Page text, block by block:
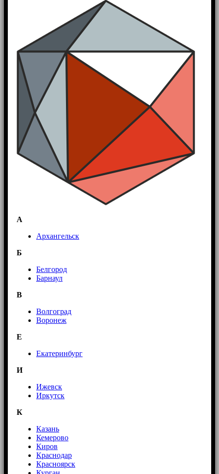
А
Архангельск
Б
Белгород
Барнаул
В
Волгоград
Воронеж
E
Екатеринбург
И
Ижевск
Иркутск
К
Казань
Кемерово
Киров
Краснодар
Красноярск